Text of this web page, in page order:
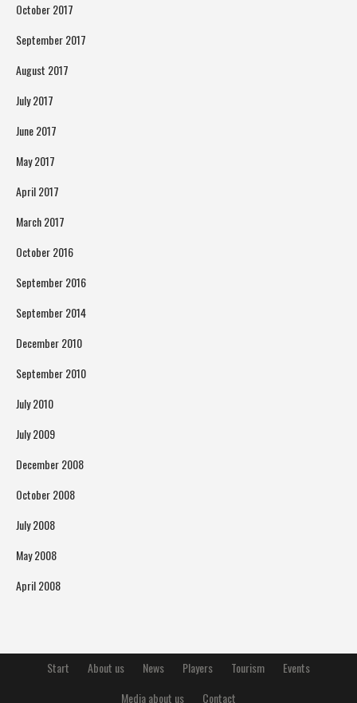
October 2017
September 2017
August 2017
July 2017
June 2017
May 2017
April 2017
March 2017
October 2016
September 2016
September 2014
December 2010
September 2010
July 2010
July 2009
December 2008
October 2008
July 2008
May 2008
April 2008
Start About us News Players Tourism
Events
Media about us
Contact